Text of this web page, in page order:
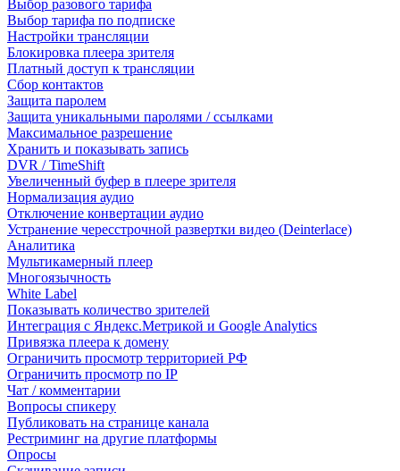
Выбор разового тарифа
Выбор тарифа по подписке
Настройки трансляции
Блокировка плеера зрителя
Платный доступ к трансляции
Сбор контактов
Защита паролем
Защита уникальными паролями / ссылками
Максимальное разрешение
Хранить и показывать запись
DVR / TimeShift
Увеличенный буфер в плеере зрителя
Нормализация аудио
Отключение конвертации аудио
Устранение чересстрочной развертки видео (Deinterlace)
Аналитика
Мультикамерный плеер
Многоязычность
White Label
Показывать количество зрителей
Интеграция с Яндекс.Метрикой и Google Analytics
Привязка плеера к домену
Ограничить просмотр территорией РФ
Ограничить просмотр по IP
Чат / комментарии
Вопросы спикеру
Публиковать на странице канала
Рестриминг на другие платформы
Опросы